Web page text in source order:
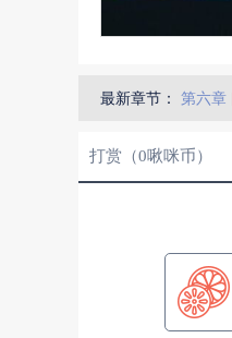
最新章节： 第六章
打赏（0啾咪币）